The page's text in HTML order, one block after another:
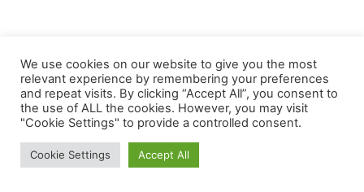
We use cookies on our website to give you the most
relevant experience by remembering your preferences
and repeat visits. By clicking “Accept All”, you consent to
the use of ALL the cookies. However, you may visit
"Cookie Settings" to provide a controlled consent.
Cookie Settings Accept All